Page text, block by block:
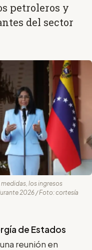
petroleros y
del sector
los ingresos
2026 / Foto: cortesía
de Estados
reunión en